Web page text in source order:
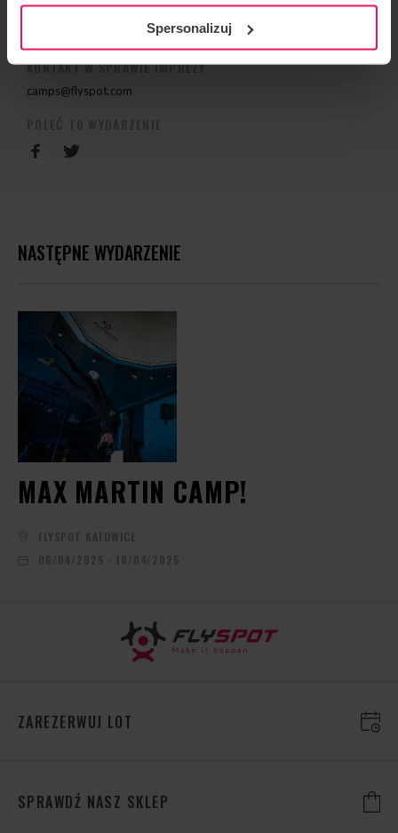
Spersonalizuj
ORGANIZATOR IMPREZY
KONTAKT W SPRAWIE IMPREZY
camps@flyspot.com
NASTĘPNE WYDARZENIE
MAX MARTIN CAMP!
FLYSPOT KATOWICE
06/04/2025 - 18/04/2025
ZAREZERWUJ LOT
SPRAWDŹ NASZ SKLEP